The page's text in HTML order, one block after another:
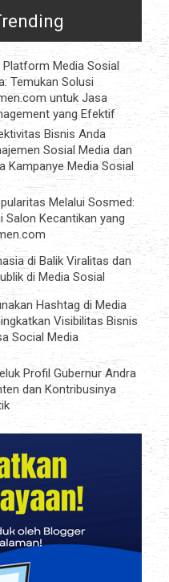
Platform Media Sosial
Temukan Solusi
untuk Jasa
yang Efektif
Bisnis Anda
Sosial Media dan
Kampanye Media Sosial
Melalui Sosmed:
Salon Kecantikan yang
di Balik Viralitas dan
di Media Sosial
Hashtag di Media
Visibilitas Bisnis
Social Media
Profil Gubernur Andra
dan Kontribusinya